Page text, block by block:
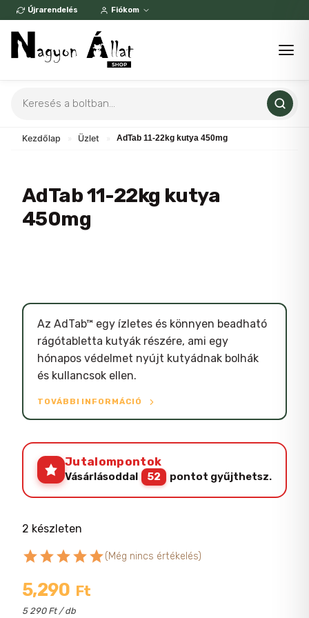
Skip
content
Újrarendelés Fiókom
search
Kezdőlap Üzlet AdTab 11-22kg kutya 450mg
AdTab 11-22kg kutya
450mg
starstarstarstarstar(Még nincs értékelés)
5,290 Ft
5 290 Ft / db
Az AdTab™ egy ízletes és könnyen beadható
rágótabletta kutyák részére, ami egy
hónapos védelmet nyújt kutyádnak bolhák
és kullancsok ellen.
TOVÁBBI INFORMÁCIÓ
Jutalompontok
Vásárlásoddal 52 pontot gyűjthetsz.
2 készleten